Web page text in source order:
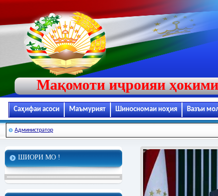
Мақомоти иҷроияи
Саҳифаи асоси Маъмурият Шиносномаи ноҳия Вазъи
Администратор
ШИОРИ МО !